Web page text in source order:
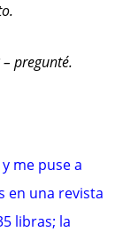
pregunté.
y me puse a
en una revista
libras; la